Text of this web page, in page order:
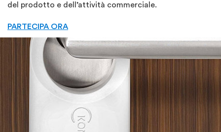
del prodotto e dell’attività commerciale.
PARTECIPA ORA